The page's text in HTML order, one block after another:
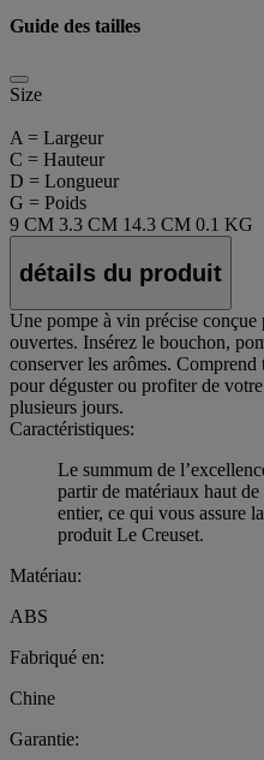
Guide des tailles
Size
A = Largeur
C = Hauteur
D = Longueur
G = Poids
9 CM 3.3 CM 14.3 CM 0.1 KG
détails du produit
Une pompe à vin précise
ouvertes. Insérez le bouchon,
conserver les arômes.
pour déguster ou profiter de
plusieurs jours.
Caractéristiques:
Le summum de
partir de matériaux haut
entier, ce qui vous assure
produit Le Creuset.
Matériau:
ABS
Fabriqué en:
Chine
Garantie: